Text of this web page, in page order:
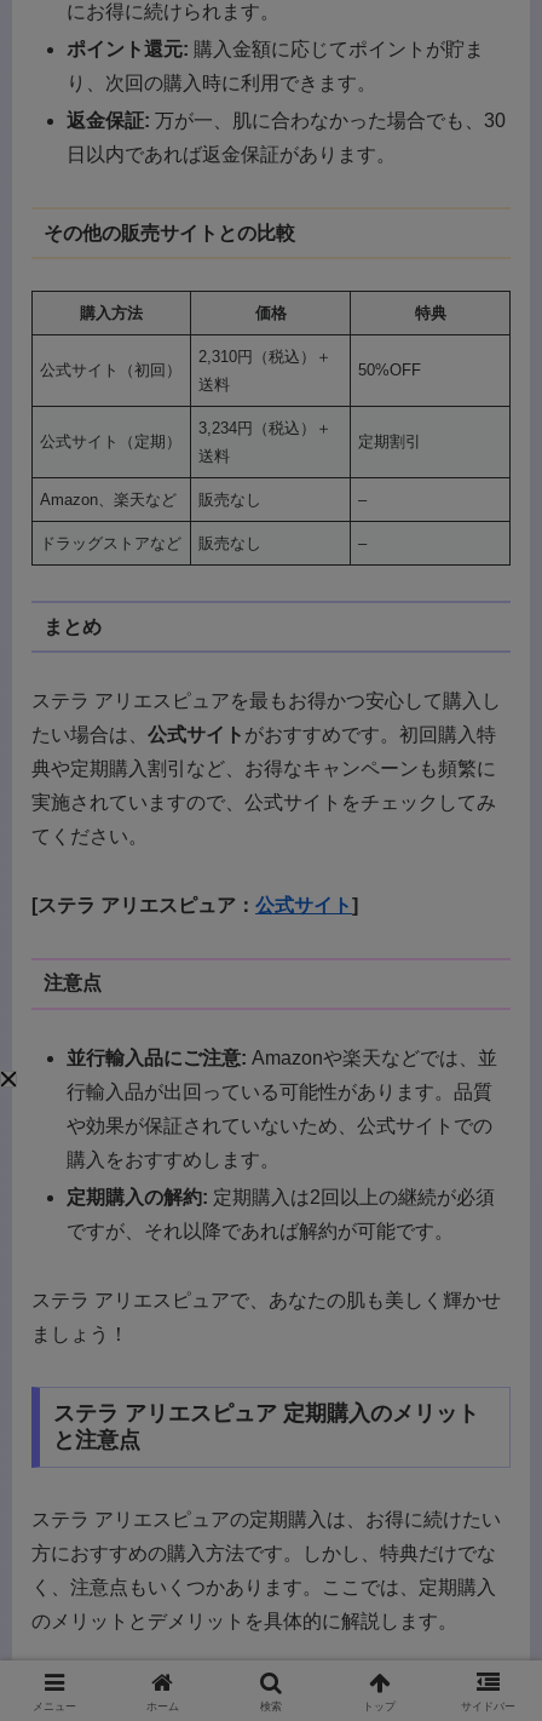
にお得に続けられます。
ポイント還元: 購入金額に応じてポイントが貯ま
り、次回の購入時に利用できます。
返金保証: 万が一、肌に合わなかった場合でも、30
日以内であれば返金保証があります。
その他の販売サイトとの比較
購入方法 価格 特典
公式サイト（初回）
2,310円（税込）＋
送料
50%OFF
公式サイト（定期）
3,234円（税込）＋
送料
定期割引
Amazon、楽天など 販売なし –
ドラッグストアなど 販売なし –
まとめ
ステラ アリエスピュアを最もお得かつ安心して購入し
たい場合は、 公式サイト がおすすめです。初回購入特
典や定期購入割引など、お得なキャンペーンも頻繁に
実施されていますので、公式サイトをチェックしてみ
てください。
[ステラ アリエスピュア： 公式サイト]
注意点
並行輸入品にご注意: Amazonや楽天などでは、並
行輸入品が出回っている可能性があります。品質
や効果が保証されていないため、公式サイトでの
購入をおすすめします。
定期購入の解約: 定期購入は2回以上の継続が必須
ですが、それ以降であれば解約が可能です。
ステラ アリエスピュアで、あなたの肌も美しく輝かせ
ましょう！
ステラ アリエスピュア 定期購入のメリット
と注意点
ステラ アリエスピュアの定期購入は、お得に続けたい
方におすすめの購入方法です。しかし、特典だけでな
く、注意点もいくつかあります。ここでは、定期購入
のメリットとデメリットを具体的に解説します。
定期購入のメリット
メニュー ホーム 検索 トップ サイドバー